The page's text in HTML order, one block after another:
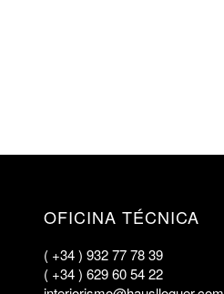
OFICINA TÉCNICA
( +34 ) 932 77 78 39
( +34 ) 629 60 54 22